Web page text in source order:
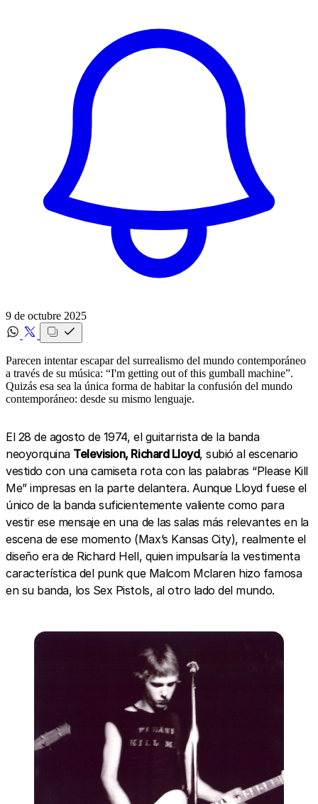
9 de octubre 2025
Parecen intentar escapar del surrealismo del mundo contemporáneo
a través de su música: “I'm getting out of this gumball machine”.
Quizás esa sea la única forma de habitar la confusión del mundo
contemporáneo: desde su mismo lenguaje.
El 28 de agosto de 1974, el guitarrista de la banda
neoyorquina Television, Richard Lloyd, subió al escenario
vestido con una camiseta rota con las palabras “Please Kill
Me” impresas en la parte delantera. Aunque Lloyd fuese el
único de la banda suficientemente valiente como para
vestir ese mensaje en una de las salas más relevantes en la
escena de ese momento (Max’s Kansas City), realmente el
diseño era de Richard Hell, quien impulsaría la vestimenta
característica del punk que Malcom Mclaren hizo famosa
en su banda, los Sex Pistols, al otro lado del mundo.